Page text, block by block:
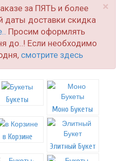
×
за ПЯТЬ и более
даты доставки скидка
Просим оформлять
до..! Если необходимо
смотрите здесь
Букеты
Моно Букеты
в Корзине
Элитный Букет